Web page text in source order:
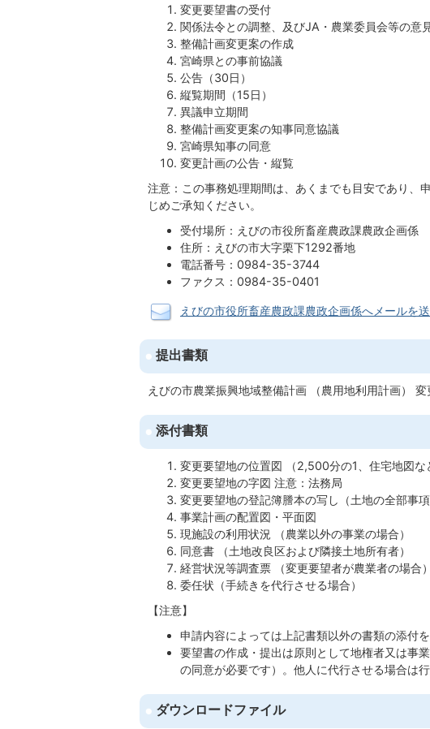
変更要望書の受付
関係法令との調整、及びJA・農業委員会等の意
整備計画変更案の作成
宮崎県との事前協議
公告（30日）
縦覧期間（15日）
異議申立期間
整備計画変更案の知事同意協議
宮崎県知事の同意
変更計画の公告・縦覧
注意：この事務処理期間は、あくまでも目安であり、
じめご承知ください。
受付場所：えびの市役所畜産農政課農政企画係
住所：えびの市大字栗下1292番地
電話番号：0984-35-3744
ファクス：0984-35-0401
えびの市役所畜産農政課農政企画係へメールを
提出書類
えびの市農業振興地域整備計画 （農用地利用計画）
添付書類
変更要望地の位置図 （2,500分の1、住宅地図な
変更要望地の字図 注意：法務局
変更要望地の登記簿謄本の写し（土地の全部事
事業計画の配置図・平面図
現施設の利用状況 （農業以外の事業の場合）
同意書 （土地改良区および隣接土地所有者）
経営状況等調査票 （変更要望者が農業者の場合）
委任状（手続きを代行させる場合）
【注意】
申請内容によっては上記書類以外の書類の添付
要望書の作成・提出は原則として地権者又は事
の同意が必要です）。他人に代行させる場合は
ダウンロードファイル